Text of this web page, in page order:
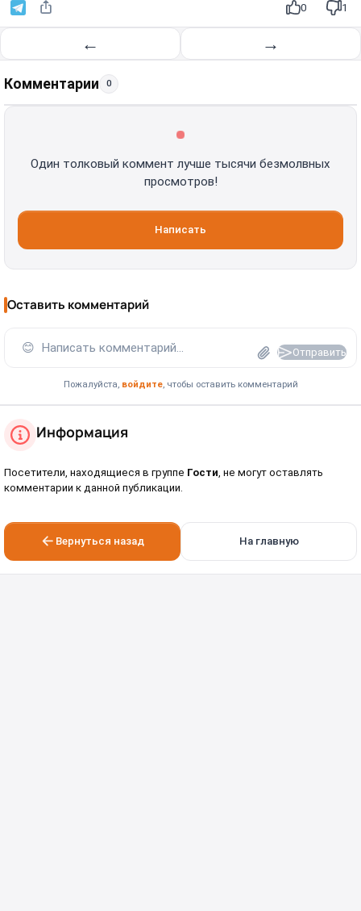
0 1
← →
Комментарии 0
Один толковый коммент лучше тысячи безмолвных
просмотров!
Написать
Оставить комментарий
😊 Написать комментарий... Отправить
Пожалуйста, войдите, чтобы оставить комментарий
Информация
Посетители, находящиеся в группе Гости , не могут оставлять
комментарии к данной публикации.
Вернуться назад На главную